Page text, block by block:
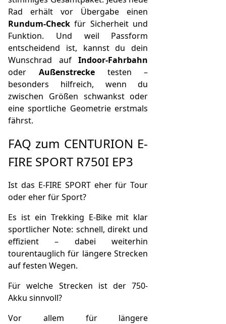
Rad erhält vor Übergabe einen
Rundum-Check für Sicherheit und
Funktion. Und weil Passform
entscheidend ist, kannst du dein
Wunschrad aufIndoor-Fahrbahn
oder Außenstrecketesten –
besonders hilfreich, wenn du
zwischen Größen schwankst oder
eine sportliche Geometrie erstmals
fährst.
FAQ zum CENTURION E-
FIRE SPORT R750I EP3
Ist das E-FIRE SPORT eher für Tour
oder eher für Sport?
Es ist ein Trekking E-Bike mit klar
sportlicher Note: schnell, direkt und
effizient – dabei weiterhin
tourentauglich für längere Strecken
auf festen Wegen.
Für welche Strecken ist der 750-
Akku sinnvoll?
Vor allem für längere